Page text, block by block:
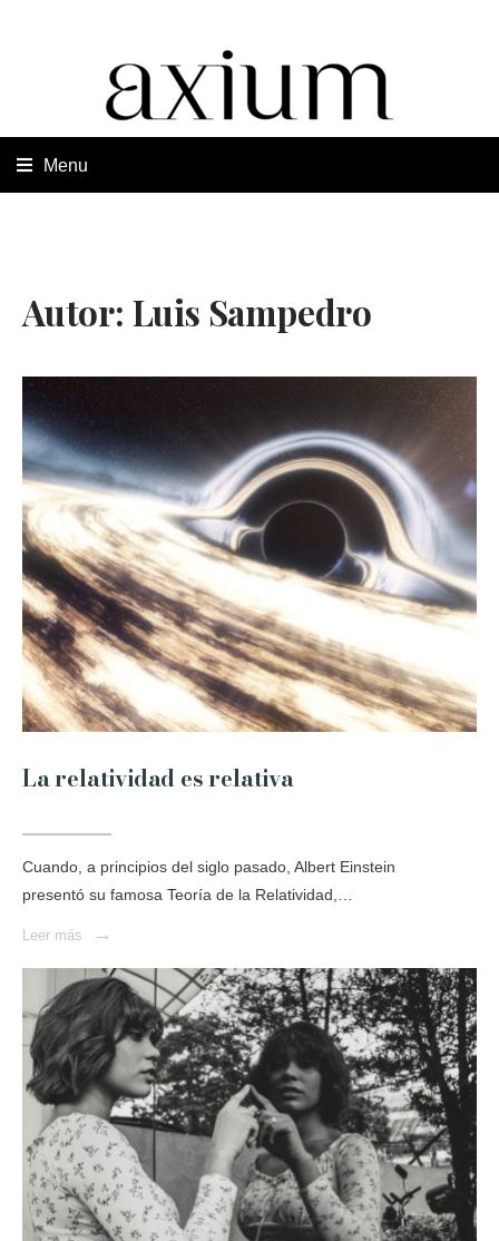
Autor: Luis Sampedro
La relatividad es relativa
Cuando, a principios del siglo pasado, Albert Einstein
presentó su famosa Teoría de la Relatividad,…
Leer más →